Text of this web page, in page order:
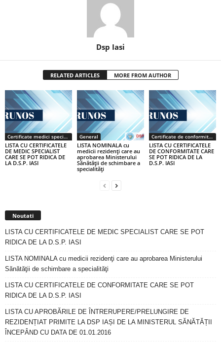
Dsp Iasi
RELATED ARTICLES MORE FROM AUTHOR
Certificate medici specialiști / primari
LISTA CU CERTIFICATELE
DE MEDIC SPECIALIST
CARE SE POT RIDICA DE
LA D.S.P. IASI
General
LISTA NOMINALA cu
medicii rezidenţi care au
aprobarea Ministerului
Sănătăţii de schimbare a
specialităţi
Certificate de conformitate
LISTA CU CERTIFICATELE
DE CONFORMITATE CARE
SE POT RIDICA DE LA
D.S.P. IASI
Noutati
LISTA CU CERTIFICATELE DE MEDIC SPECIALIST CARE SE POT
RIDICA DE LA D.S.P. IASI
LISTA NOMINALA cu medicii rezidenţi care au aprobarea Ministerului
Sănătăţii de schimbare a specialităţi
LISTA CU CERTIFICATELE DE CONFORMITATE CARE SE POT
RIDICA DE LA D.S.P. IASI
LISTA CU APROBĂRILE DE ÎNTRERUPERE/PRELUNGIRE DE
REZIDENȚIAT PRIMITE LA DSP IAȘI DE LA MINISTERUL SĂNĂTĂȚII
ÎNCEPÂND CU DATA DE 01.01.2016